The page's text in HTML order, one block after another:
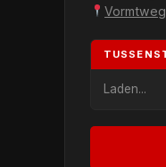
Laden...